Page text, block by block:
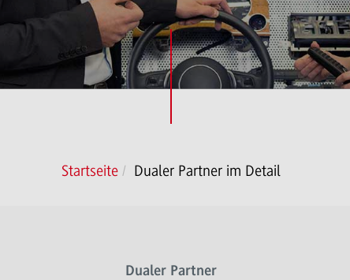
Startseite Dualer Partner im Detail
Dualer Partner